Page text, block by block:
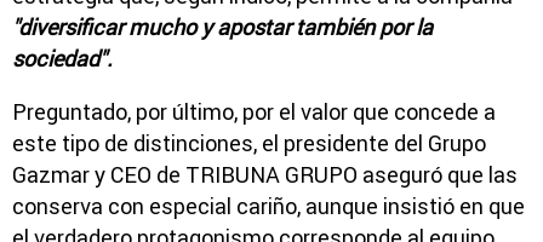
"diversificar mucho y apostar también por la
sociedad".
Preguntado, por último, por el valor que concede a
este tipo de distinciones, el presidente del Grupo
Gazmar y CEO de TRIBUNA GRUPO aseguró que las
conserva con especial cariño, aunque insistió en que